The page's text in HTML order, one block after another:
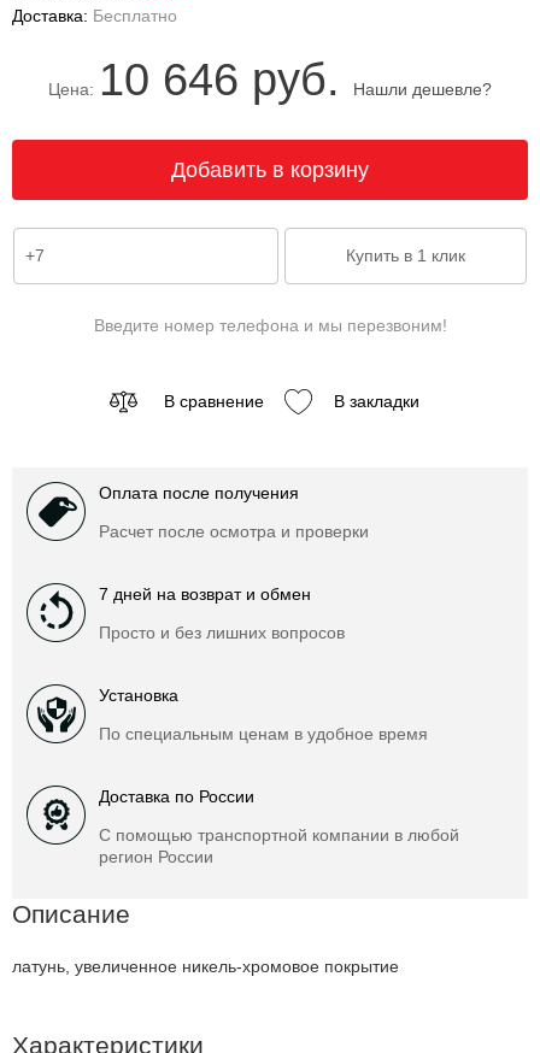
Доставка: Бесплатно
Цена: 10 646 руб. Нашли дешевле?
Введите номер телефона и мы перезвоним!
В сравнение В закладки
Оплата после получения
Расчет после осмотра и проверки
7 дней на возврат и обмен
Просто и без лишних вопросов
Установка
По специальным ценам в удобное время
Доставка по России
С помощью транспортной компании в любой
регион России
Описание
латунь, увеличенное никель-хромовое покрытие
Характеристики